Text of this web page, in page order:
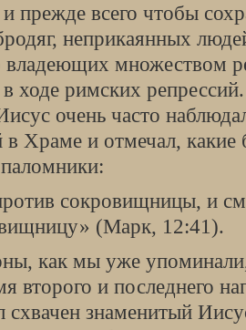
прежде всего чтобы
неприкаянных
владеющих множеством
ходе римских
очень часто
в Храме и отмечал,
сокровищницы, и
(Марк, 12:41).
как мы уже
второго и последнего
знаменитый